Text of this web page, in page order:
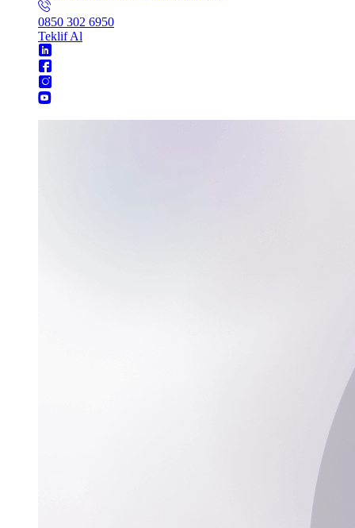
0850 302 6950
Teklif Al